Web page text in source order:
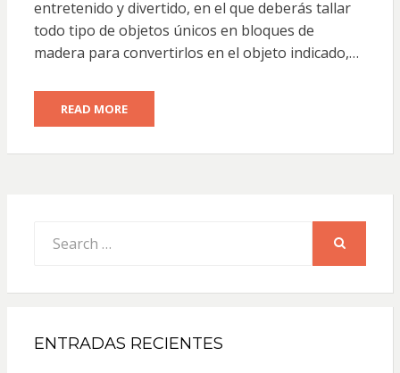
entretenido y divertido, en el que deberás tallar
todo tipo de objetos únicos en bloques de
madera para convertirlos en el objeto indicado,…
READ MORE
for:
ENTRADAS RECIENTES